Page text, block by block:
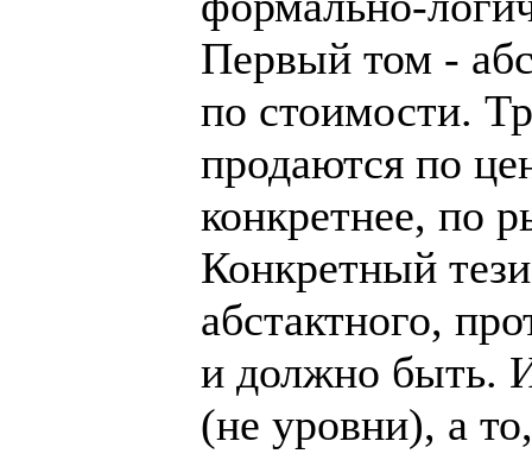
Первый том -
по стоимости.
продаются по
конкретнее, по
Конкретный
абстактного,
и должно быть.
(не уровни), а